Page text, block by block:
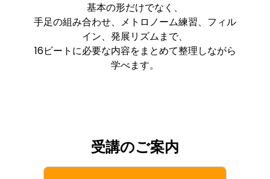
基本の形だけでなく、
手足の組み合わせ、メトロノーム練習、フィル
イン、発展リズムまで、
16ビートに必要な内容をまとめて整理しながら
学べます。
受講のご案内